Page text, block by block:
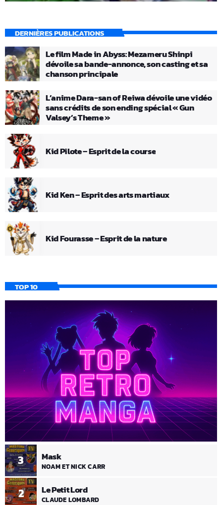
DERNIÈRES PUBLICATIONS
Le film Made in Abyss: Mezameru Shinpi
dévoile sa bande-annonce, son casting et sa
chanson principale
L’anime Dara-san of Reiwa dévoile une vidéo
sans crédits de son ending spécial « Gun
Valsey’s Theme »
Kid Pilote – Esprit de la course
Kid Ken – Esprit des arts martiaux
Kid Fourasse – Esprit de la nature
TOP 10
2 Le Petit Lord
CLAUDE LOMBARD
3 Mask
NOAM ET NICK CARR